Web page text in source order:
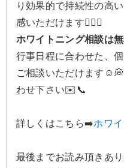
り効果的で持続性の高
感いただけます🙂‍↕️✨
ホワイトニング相談は
行事日程に合わせた、
ご相談いただけます
わせ下さい✉️📞
詳しくはこちら➡️ホワ
最後までお読み頂きあ